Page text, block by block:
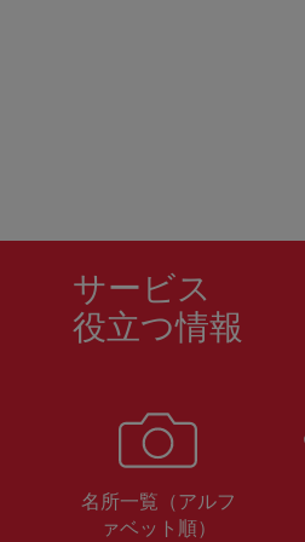
サービス
役立つ情報
名所一覧（アルフ
ァベット順）